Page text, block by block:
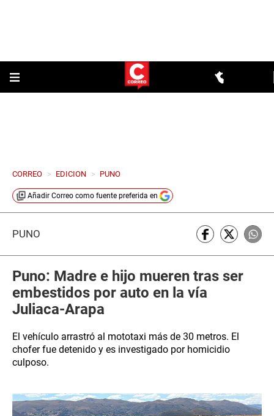
CORREO > EDICION > PUNO
Añadir Correo como fuente preferida en
PUNO
Puno: Madre e hijo mueren tras ser
embestidos por auto en la vía
Juliaca-Arapa
El vehículo arrastró al mototaxi más de 30 metros. El
chofer fue detenido y es investigado por homicidio
culposo.